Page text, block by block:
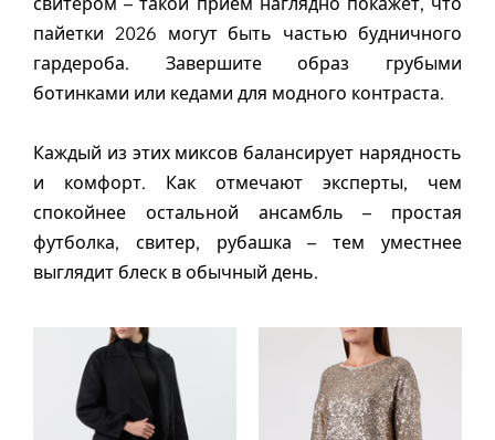
пайетки 2026 могут быть частью будничного
гардероба. Завершите образ грубыми
ботинками или кедами для модного контраста.
Каждый из этих миксов балансирует нарядность
и комфорт. Как отмечают эксперты, чем
спокойнее остальной ансамбль – простая
футболка, свитер, рубашка – тем уместнее
выглядит блеск в обычный день.